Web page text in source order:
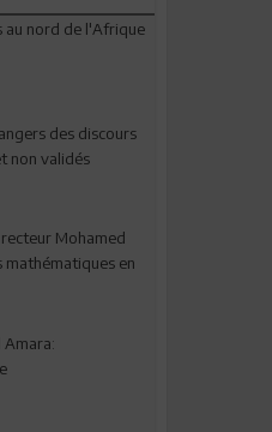
au nord de l'Afrique
des discours
non validés
Mohamed
mathématiques en
Amara: